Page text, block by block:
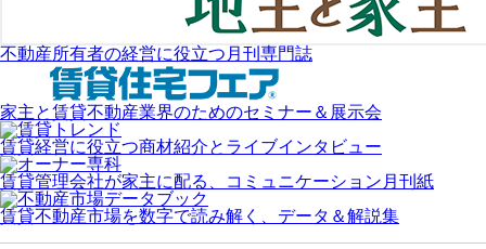
不動産所有者の経営に役立つ月刊専門誌
家主と賃貸不動産業界のためのセミナー＆展示会
賃貸経営に役立つ商材紹介とライブインタビュー
賃貸管理会社が家主に配る、コミュニケーション月刊紙
賃貸不動産市場を数字で読み解く、データ＆解説集